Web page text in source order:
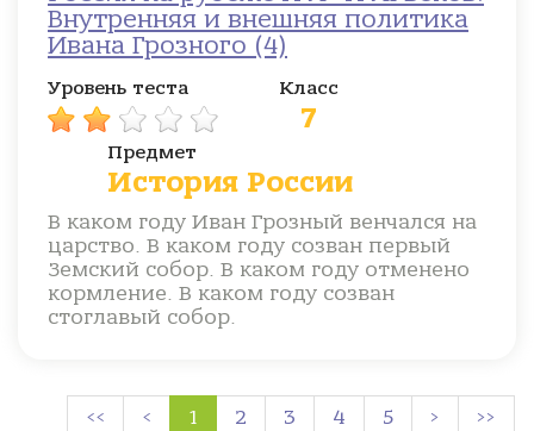
Внутренняя и внешняя политика
Ивана Грозного (4)
Уровень теста Класс
7
Предмет
История России
В каком году Иван Грозный венчался на
царство. В каком году созван первый
Земский собор. В каком году отменено
кормление. В каком году созван
стоглавый собор.
<< < 1 2 3 4 5 > >>